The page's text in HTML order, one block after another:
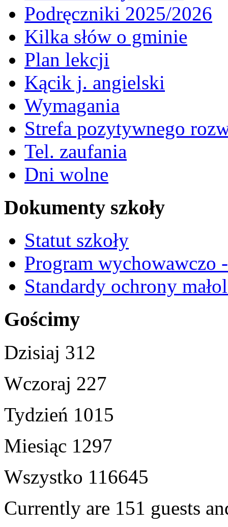
Podręczniki 2025/2026
Kilka słów o gminie
Plan lekcji
Kącik j. angielski
Wymagania
Strefa pozytywnego
Tel. zaufania
Dni wolne
Dokumenty szkoły
Statut szkoły
Program wychowawczo
Standardy ochrony
Gościmy
Dzisiaj 312
Wczoraj 227
Tydzień 1015
Miesiąc 1297
Wszystko 116645
Currently are 151 guests